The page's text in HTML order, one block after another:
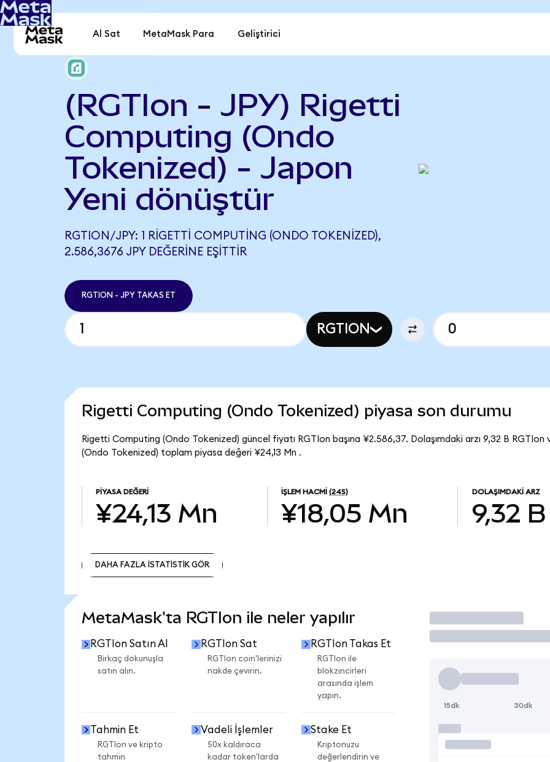
Al Sat MetaMask Para Geliştirici
(RGTIon - JPY) Rigetti
Computing (Ondo
Tokenized) - Japon
Yeni dönüştür
RGTION/JPY: 1 RIGETTI COMPUTING (ONDO TOKENIZED),
2.586,3676 JPY DEĞERINE EŞITTIR
RGTION - JPY TAKAS ET
RGTION
Rigetti Computing (Ondo Tokenized) piyasa son durumu
Rigetti Computing (Ondo Tokenized) güncel fiyatı RGTIon başına ¥2.586,37. Dolaşımdaki arzı 9,32 B
(Ondo Tokenized) toplam piyasa değeri ¥24,13 Mn .
PIYASA DEĞERI
¥24,13 Mn
İŞLEM HACMI (24S)
¥18,05 Mn
DOLAŞIMDAKI ARZ
9,32 B
DAHA FAZLA İSTATİSTİK GÖR
MetaMask'ta RGTIon ile neler yapılır
RGTIon Satın Al
Birkaç dokunuşla
satın alın.
RGTIon Sat
RGTIon coin'lerinizi
nakde çevirin.
RGTIon Takas Et
RGTIon ile
blokzincirleri
arasında işlem
yapın.
Tahmin Et
RGTIon ve kripto
tahmin
Vadeli İşlemler
50x kaldıraca
kadar token'larda
Stake Et
Kriptonuzu
değerlendirin ve
İşlem Yap
15dk 30dk